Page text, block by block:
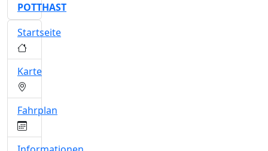
POTTHAST
Startseite
Karte
Fahrplan